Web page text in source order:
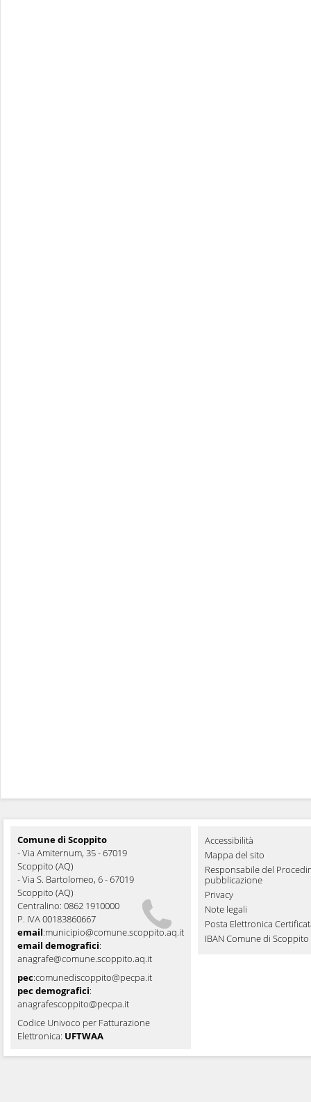
Comune di Scoppito
- Via Amiternum, 35 - 67019
Scoppito (AQ)
- Via S. Bartolomeo, 6 - 67019
Scoppito (AQ)
Centralino: 0862 1910000
P. IVA 00183860667
email:municipio@comune.scoppito.aq.it
email demografici:
anagrafe@comune.scoppito.aq.it
pec:comunediscoppito@pecpa.it
pec demografici:
anagrafescoppito@pecpa.it
Codice Univoco per Fatturazione
Elettronica: UFTWAA
Accessibilità
Mappa del sito
Responsabile del
pubblicazione
Privacy
Note legali
Posta Elettronica
IBAN Comune di Scoppito